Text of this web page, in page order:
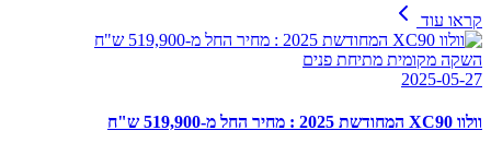
קראו עוד
השקה מקומית מתיחת פנים
2025-05-27
וולוו XC90 המחודשת 2025 : מחיר החל מ-519,900 ש"ח